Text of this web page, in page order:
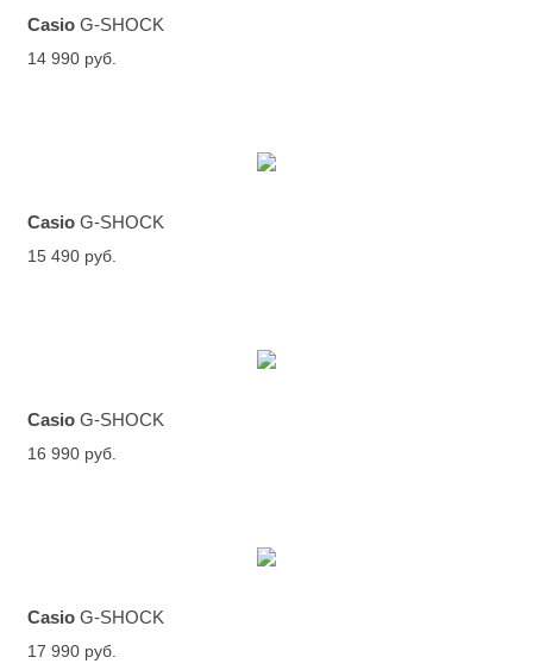
Casio G-SHOCK
14 990 руб.
Casio G-SHOCK
15 490 руб.
Casio G-SHOCK
16 990 руб.
Casio G-SHOCK
17 990 руб.